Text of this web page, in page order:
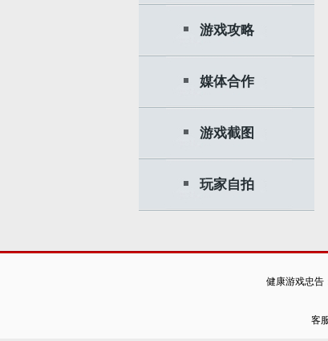
游戏攻略
媒体合作
游戏截图
玩家自拍
健康游戏忠告
客